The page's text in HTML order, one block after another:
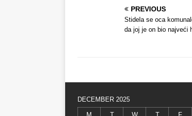
PREVIOUS
Stidela se oca
da joj je on bio najveći
DECEMBER 2025